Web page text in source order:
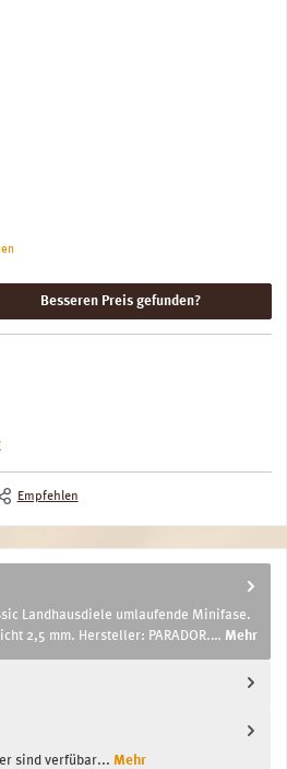
Besseren Preis gefunden?
Empfehlen
Landhausdiele umlaufende Minifase.
2,5 mm. Hersteller: PARADOR.… Mehr
sind verfübar... Mehr